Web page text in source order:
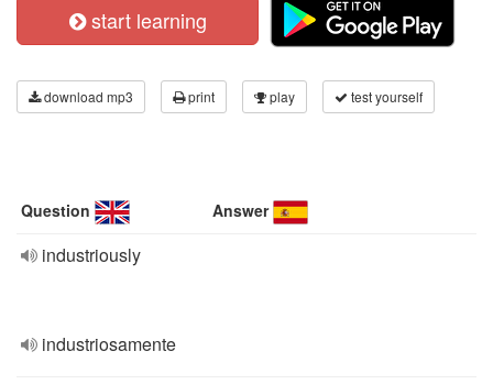
start learning
download mp3 print play test yourself
Question Answer
industriously
industriosamente